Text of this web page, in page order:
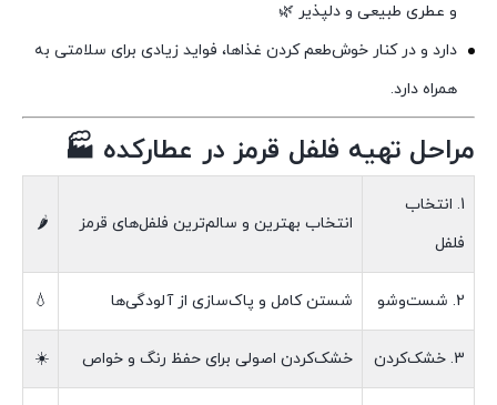
و عطری طبیعی و دلپذیر 🌿
دارد و در کنار خوش‌طعم کردن غذاها، فواید زیادی برای سلامتی به
همراه دارد.
مراحل تهیه فلفل قرمز در عطارکده 🏭
1. انتخاب
فلفل
انتخاب بهترین و سالم‌ترین فلفل‌های قرمز 🌶
2. شست‌وشو شستن کامل و پاک‌سازی از آلودگی‌ها 💧
3. خشک‌کردن خشک‌کردن اصولی برای حفظ رنگ و خواص ☀️